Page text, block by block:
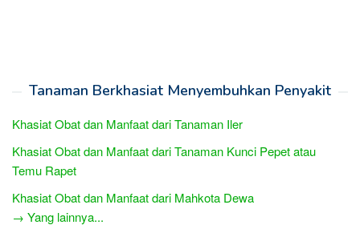
Tanaman Berkhasiat Menyembuhkan Penyakit
Khasiat Obat dan Manfaat dari Tanaman Iler
Khasiat Obat dan Manfaat dari Tanaman Kunci Pepet atau
Temu Rapet
Khasiat Obat dan Manfaat dari Mahkota Dewa
→ Yang lainnya...